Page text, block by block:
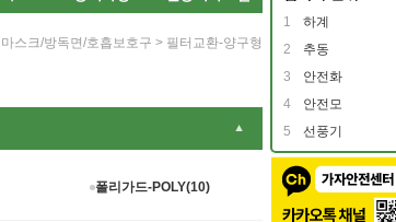
1
하계
2
추동
3
안전화
4
안전모
5
선풍기
마스크/방독면/호흡보호구 > 필터교환-양구형
▼
폴리가드-POLY(10)